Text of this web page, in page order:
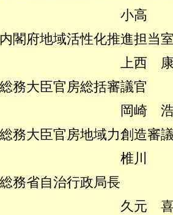
章
活性化推進担当室
康文
房総括審議官
浩巳
房地域力創造審議
忍
治行政局長
喜造